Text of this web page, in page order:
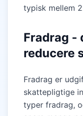
typisk mellem
Fradrag -
reducere
Fradrag er
skattepligtige
typer fradrag,